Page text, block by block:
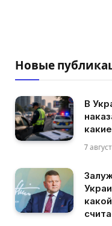
Новые
В
7